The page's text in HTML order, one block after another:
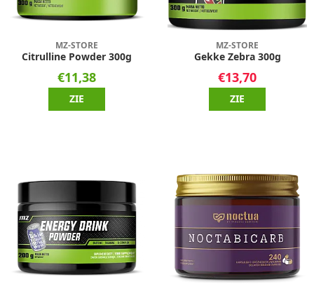
MZ-STORE
Citrulline Powder 300g
€11,38
ZIE
MZ-STORE
Gekke Zebra 300g
€13,70
ZIE